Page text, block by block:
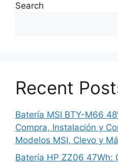
Search
Recent
Batería MSI BTY-M66
Compra, Instalación y
Modelos MSI, Clevo y
Batería HP ZZ06 47Wh: